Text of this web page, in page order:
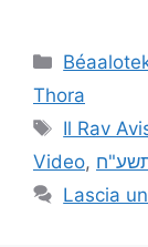
Thora
Il Rav
Video,
Lascia